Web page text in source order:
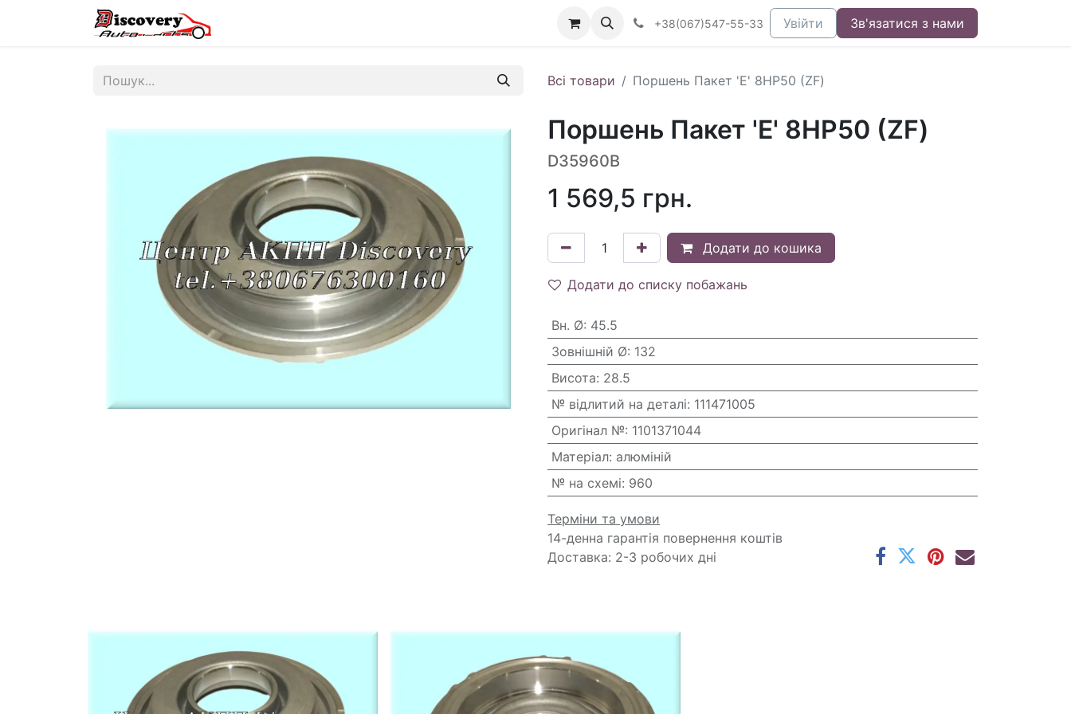
+38(067)547-55-33 Увійти Зв'язатися з нами
Всі товари Поршень Пакет 'E' 8НР50 (ZF)
Поршень Пакет 'E' 8НР50 (ZF)
D35960B
1 569,5 грн.
Додати до кошика
Додати до списку побажань
Вн. Ø: 45.5
Зовнішній Ø: 132
Висота: 28.5
№ відлитий на деталі: 111471005
Оригінал №: 1101371044
Матеріал: алюміній
№ на схемі: 960
Терміни та умови
14-денна гарантія повернення коштів
Доставка: 2-3 робочих дні